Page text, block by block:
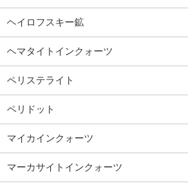
ヘイロフスキー鉱
ヘマタイトインクォーツ
ペリステライト
ペリドット
マイカインクォーツ
マーカサイトインクォーツ